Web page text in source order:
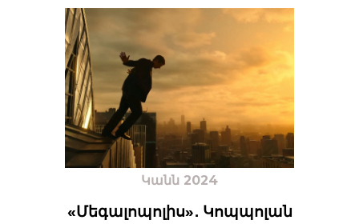
Կանն 2024
«Մեգալոպոլիս»․ Կոպպոլան